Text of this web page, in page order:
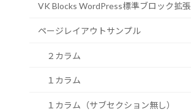
VK Blocks WordPress標準ブロック拡張
ページレイアウトサンプル
２カラム
１カラム
１カラム（サブセクション無し）